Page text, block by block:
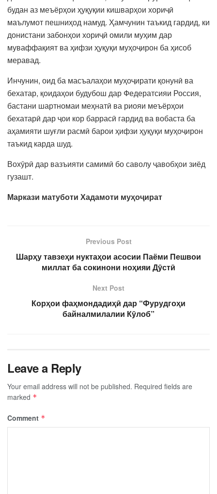
будан аз меъёрҳои ҳуқуқии кишварҳои хориҷӣ
маълумот пешниҳод намуд. Ҳамчунин таъкид гардид, ки
донистани забонҳои хориҷӣ омили муҳим дар
муваффақият ва ҳифзи ҳуқуқи муҳоҷирон ба ҳисоб
меравад.
Инчунин, оид ба масъалаҳои муҳоҷирати қонунӣ ва
бехатар, қоидаҳои будубош дар Федератсияи Россия,
бастани шартномаи меҳнатӣ ва риояи меъёрҳои
бехатарӣ дар ҷои кор баррасӣ гардид ва вобаста ба
аҳамияти шуғли расмӣ барои ҳифзи ҳуқуқи муҳоҷирон
таъкид карда шуд.
Вохӯрӣ дар вазъияти самимӣ бо саволу ҷавобҳои зиёд
гузашт.
Маркази матуботи Хадамоти муҳоҷират
Previous Post
Шарҳу тавзеҳи нуктаҳои асосии Паёми Пешвои
миллат ба сокинони ноҳияи Дӯстӣ
Next Post
Корҳои фаҳмондадиҳӣ дар “Фурудгоҳи
байналмилалии Кӯлоб”
Leave a Reply
Your email address will not be published. Required fields are
marked *
Comment *